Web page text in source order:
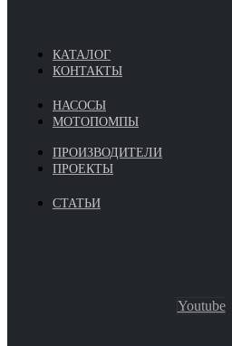
КАТАЛОГ
КОНТАКТЫ
НАСОСЫ
МОТОПОМПЫ
ПРОИЗВОДИТЕЛИ
ПРОЕКТЫ
СТАТЬИ
Youtube